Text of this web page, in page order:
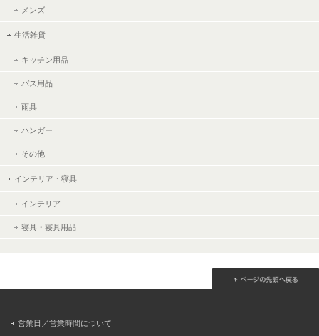
メンズ
生活雑貨
キッチン用品
バス用品
雨具
ハンガー
その他
インテリア・寝具
インテリア
寝具・寝具用品
営業日／営業時間について